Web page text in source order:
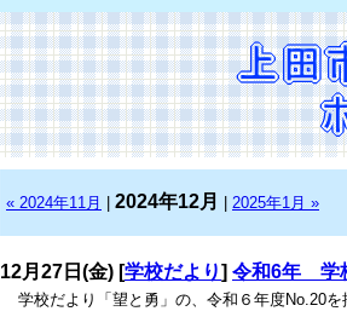
« 2024年11月 2024年12月 2025年1月 »
12月27日(金) [学校だより] 令和6年 学
学校だより「望と勇」の、令和６年度No.20